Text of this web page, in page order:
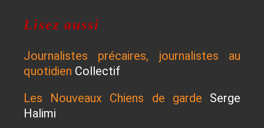
Lisez aussi
Journalistes précaires, journalistes au
quotidien Collectif
Les Nouveaux Chiens de garde Serge
Halimi